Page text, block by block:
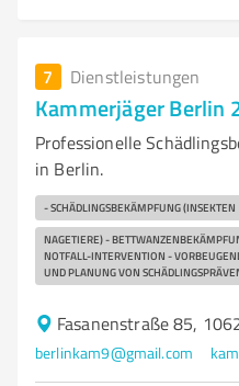
7 Dienstleistungen
Kammerjäger Berlin
Professionelle
in Berlin.
- SCHÄDLINGSBEKÄMPFUNG (INSEKTEN
NAGETIERE) -
OTFALL-INTERVENTION -
D PLANUNG VON
Fasanenstraße 85,
berlinkam9@gmail.com